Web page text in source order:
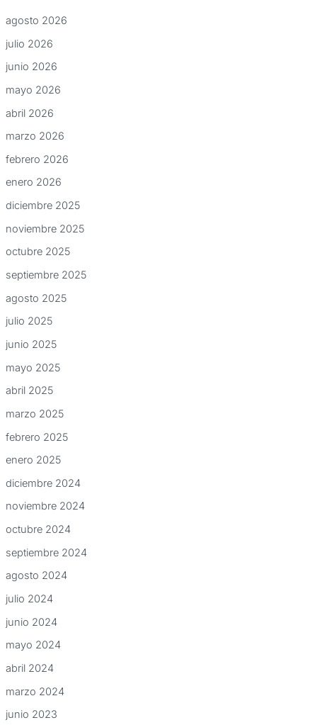
agosto 2026
julio 2026
junio 2026
mayo 2026
abril 2026
marzo 2026
febrero 2026
enero 2026
diciembre 2025
noviembre 2025
octubre 2025
septiembre 2025
agosto 2025
julio 2025
junio 2025
mayo 2025
abril 2025
marzo 2025
febrero 2025
enero 2025
diciembre 2024
noviembre 2024
octubre 2024
septiembre 2024
agosto 2024
julio 2024
junio 2024
mayo 2024
abril 2024
marzo 2024
junio 2023